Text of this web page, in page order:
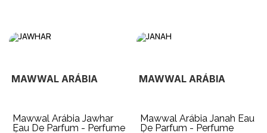
MAWWAL ARÁBIA
Mawwal Arábia Jawhar
Eau De Parfum - Perfume
MAWWAL ARÁBIA
Mawwal Arábia Janah Eau
De Parfum - Perfume